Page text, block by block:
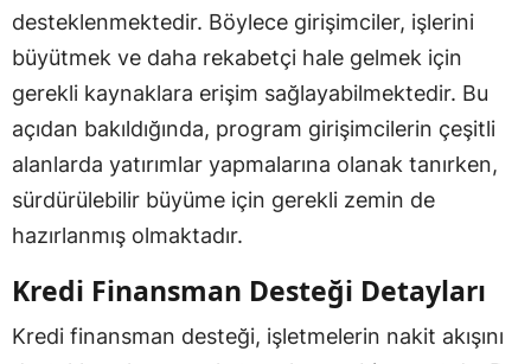
desteklenmektedir. Böylece girişimciler, işlerini
büyütmek ve daha rekabetçi hale gelmek için
gerekli kaynaklara erişim sağlayabilmektedir. Bu
açıdan bakıldığında, program girişimcilerin çeşitli
alanlarda yatırımlar yapmalarına olanak tanırken,
sürdürülebilir büyüme için gerekli zemin de
hazırlanmış olmaktadır.
Kredi Finansman Desteği Detayları
Kredi finansman desteği, işletmelerin nakit akışını